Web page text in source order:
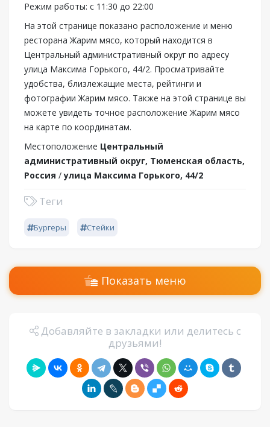
Режим работы: с 11:30 до 22:00
На этой странице показано расположение и меню
ресторана Жарим мясо, который находится в
Центральный административный округ по адресу
улица Максима Горького, 44/2. Просматривайте
удобства, близлежащие места, рейтинги и
фотографии Жарим мясо. Также на этой странице вы
можете увидеть точное расположение Жарим мясо
на карте по координатам.
Местоположение Центральный
административный округ, Тюменская область,
Россия /улица Максима Горького, 44/2
Теги
Бургеры Стейки
Показать меню
Добавляйте в закладки или делитесь с
друзьями!